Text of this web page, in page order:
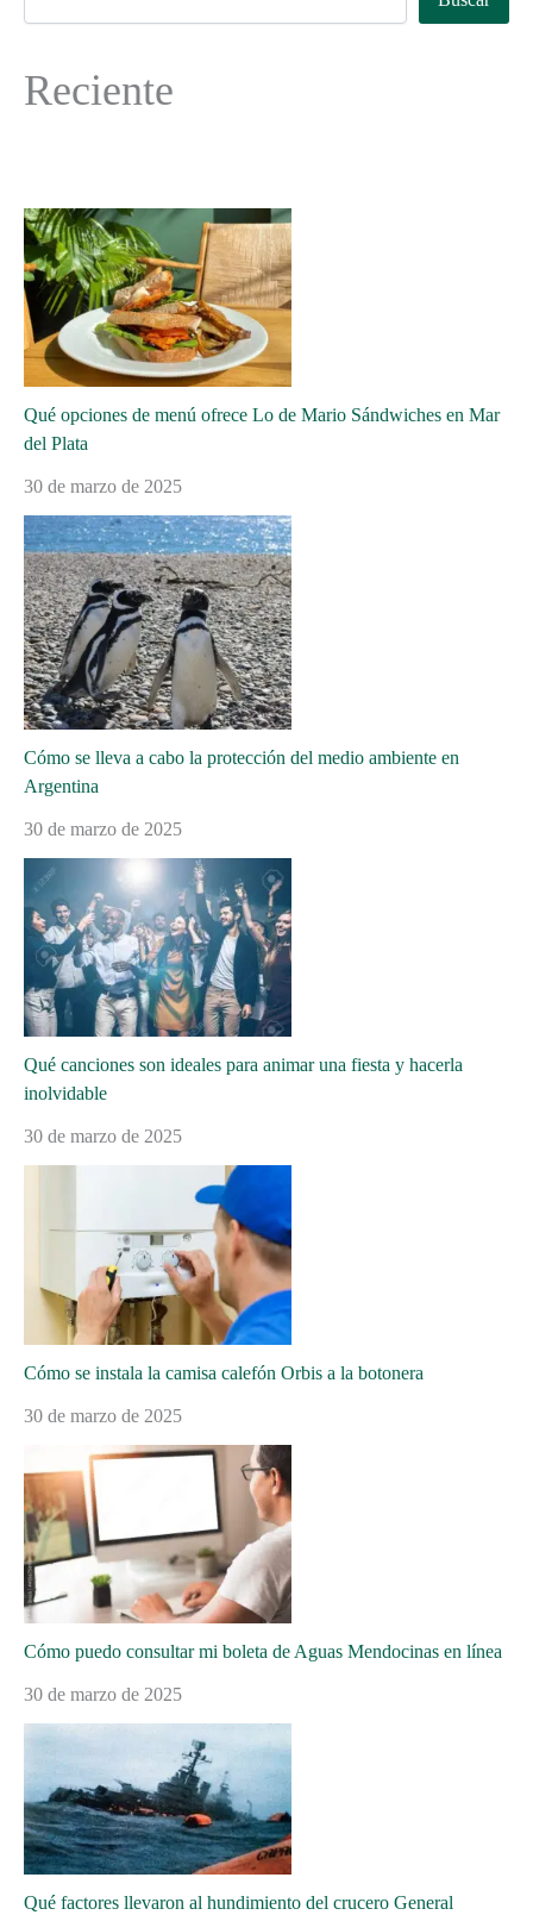
Reciente
Qué opciones de menú ofrece Lo de Mario Sándwiches en Mar
del Plata
30 de marzo de 2025
Cómo se lleva a cabo la protección del medio ambiente en
Argentina
30 de marzo de 2025
Qué canciones son ideales para animar una fiesta y hacerla
inolvidable
30 de marzo de 2025
Cómo se instala la camisa calefón Orbis a la botonera
30 de marzo de 2025
Cómo puedo consultar mi boleta de Aguas Mendocinas en línea
30 de marzo de 2025
Qué factores llevaron al hundimiento del crucero General